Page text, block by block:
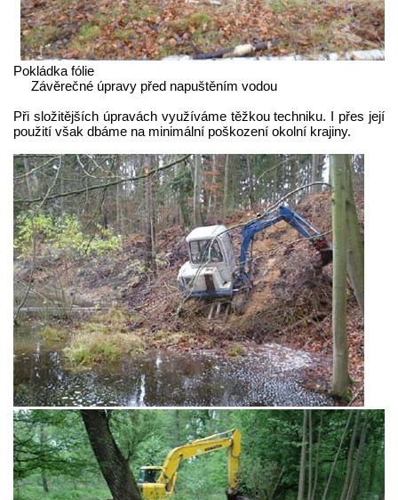
Pokládka fólie
Závěrečné úpravy před napuštěním vodou
Při složitějších úpravách využíváme těžkou techniku. I přes její
použití však dbáme na minimální poškození okolní krajiny.